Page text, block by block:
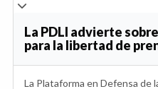
La PDLI advierte
para la libertad de
La Plataforma en Defensa de